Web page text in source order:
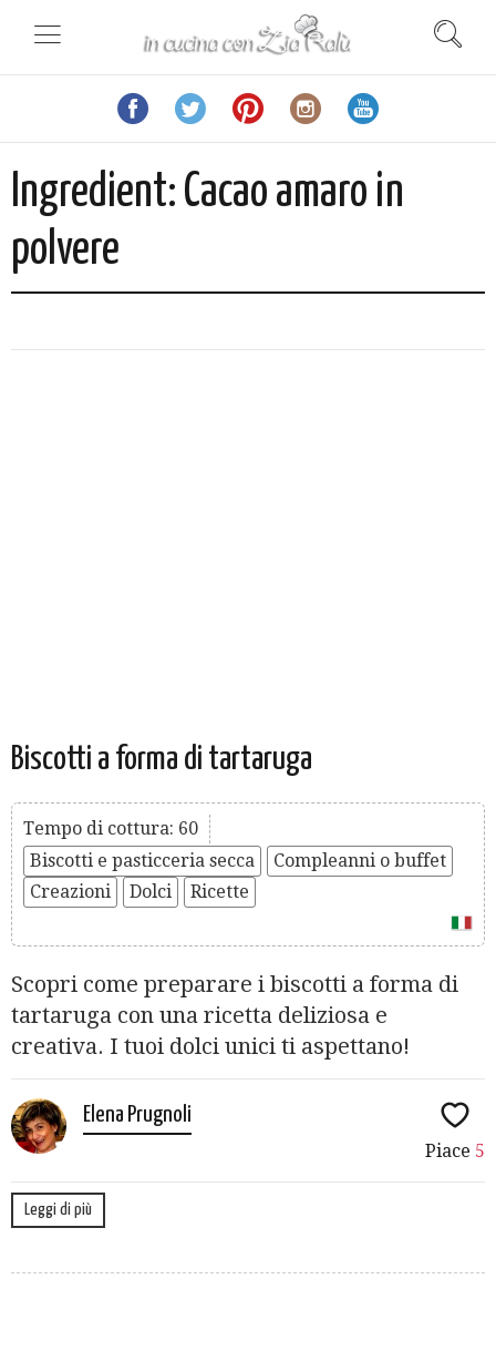
Ingredient: Cacao amaro in
polvere
Biscotti a forma di tartaruga
Tempo di cottura: 60
Biscotti e pasticceria secca
Compleanni o buffet
Creazioni
Dolci Ricette
Scopri come preparare i biscotti a forma di
tartaruga con una ricetta deliziosa e
creativa. I tuoi dolci unici ti aspettano!
Elena Prugnoli
Piace 5
Leggi di più